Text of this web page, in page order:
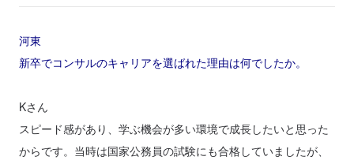
河東
新卒でコンサルのキャリアを選ばれた理由は何でしたか。
Kさん
スピード感があり、学ぶ機会が多い環境で成長したいと思った
からです。当時は国家公務員の試験にも合格していましたが、